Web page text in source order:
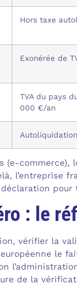
Hors taxe
Exonérée de
TVA du pays
000 €/an
(e-
l’entreprise
: le
vérifier la
le
de la